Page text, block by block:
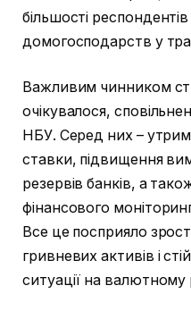
більшості
домогосподарств у
Важливим чинником
очікувалося,
НБУ. Серед них –
ставки, підвищення
резервів банків, а
фінансового
Все це посприяло
гривневих активів і
ситуації на